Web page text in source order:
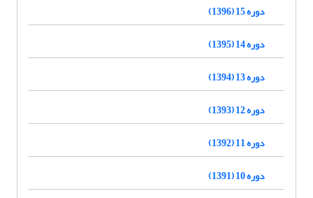
دوره 15 (1396)
دوره 14 (1395)
دوره 13 (1394)
دوره 12 (1393)
دوره 11 (1392)
دوره 10 (1391)